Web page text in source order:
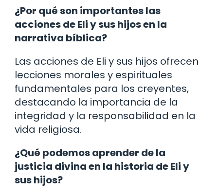
¿Por qué son importantes las
acciones de Eli y sus hijos en la
narrativa bíblica?
Las acciones de Eli y sus hijos ofrecen
lecciones morales y espirituales
fundamentales para los creyentes,
destacando la importancia de la
integridad y la responsabilidad en la
vida religiosa.
¿Qué podemos aprender de la
justicia divina en la historia de Eli y
sus hijos?